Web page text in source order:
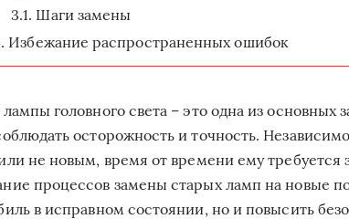
Шаги замены
Избежание распространенных ошибок
головного света – это одна из основных
осторожность и точность.
не новым, время от времени ему требуется
процессов замены старых ламп на новые
в исправном состоянии, но и повысить